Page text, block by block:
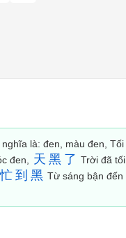
nghĩa là: đen, màu đen, Tối
đen, 天 黑 了 Trời đã tối
忙 到 黑 Từ sáng bận đến